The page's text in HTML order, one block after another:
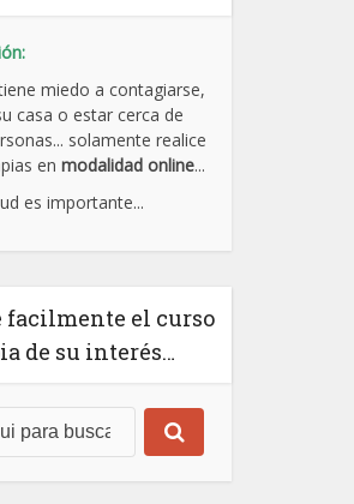
miedo a contagiarse,
casa o estar cerca de
solamente realice
en modalidad online...
es importante...
facilmente el curso
de su interés…